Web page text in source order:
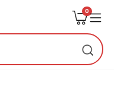
0